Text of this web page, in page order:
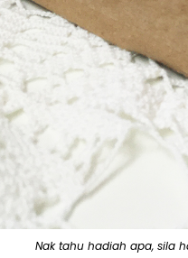
Nak tahu hadiah apa, sila